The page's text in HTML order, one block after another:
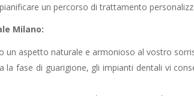
un percorso di trattamento
Milano:
un aspetto naturale e armonioso al vostro
la fase di guarigione, gli impianti dentali vi